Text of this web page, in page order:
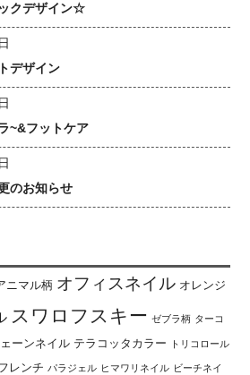
クデザイン☆
デザイン
~&フットケア
のお知らせ
ニマル柄 オフィスネイル オレンジ
スワロフスキー ゼブラ柄 ターコ
ーンネイル テラコッタカラー トリコロール
レンチ パラジェル ヒマワリネイル ビーチネイ